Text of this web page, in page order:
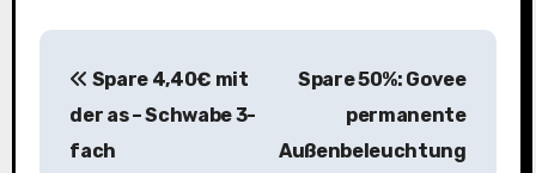
B
Spare 4,40€ mit
der as – Schwabe 3-
fach
Spare 50%: Govee
permanente
Außenbeleuchtung